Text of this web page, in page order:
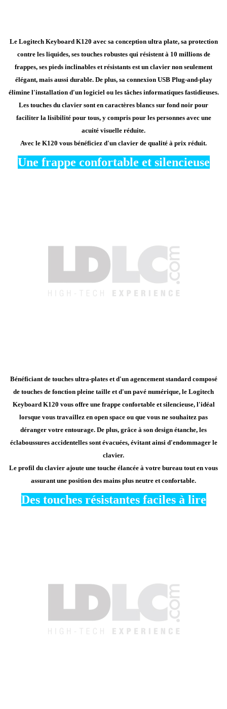
Le Logitech Keyboard K120 avec sa conception ultra plate, sa protection
contre les liquides, ses touches robustes qui résistent à 10 millions de
frappes, ses pieds inclinables et résistants est un clavier non seulement
élégant, mais aussi durable. De plus, sa connexion USB Plug-and-play
élimine l'installation d'un logiciel ou les tâches informatiques fastidieuses.
Les touches du clavier sont en caractères blancs sur fond noir pour
faciliter la lisibilité pour tous, y compris pour les personnes avec une
acuité visuelle réduite.
Avec le K120 vous bénéficiez d'un clavier de qualité à prix réduit.
Une frappe confortable et silencieuse
Bénéficiant de touches ultra-plates et d'un agencement standard composé
de touches de fonction pleine taille et d'un pavé numérique, le Logitech
Keyboard K120 vous offre une frappe confortable et silencieuse, l'idéal
lorsque vous travaillez en open space ou que vous ne souhaitez pas
déranger votre entourage. De plus, grâce à son design étanche, les
éclaboussures accidentelles sont évacuées, évitant ainsi d'endommager le
clavier.
Le profil du clavier ajoute une touche élancée à votre bureau tout en vous
assurant une position des mains plus neutre et confortable.
Des touches résistantes faciles à lire